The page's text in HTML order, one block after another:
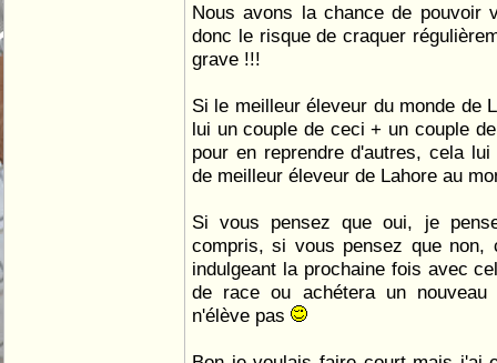
Nous avons la chance de pouvoir
donc le risque de craquer
grave !!!
Si le meilleur éleveur du monde de
lui un couple de ceci + un couple
pour en reprendre d'autres, cela
de meilleur éleveur de Lahore au
Si vous pensez que oui, je
compris, si vous pensez que non,
indulgeant la prochaine fois avec
de race ou achétera un
n'élève pas